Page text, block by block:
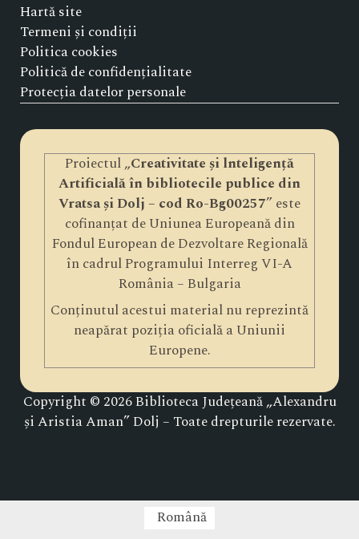
Hartă site
Termeni și condiții
Politica cookies
Politică de confidențialitate
Protecția datelor personale
Proiectul „Creativitate și lnteligență
Artificială în bibliotecile publice din
Vratsa și Dolj – cod Ro-Bg00257” este
cofinanțat de Uniunea Europeană din
Fondul European de Dezvoltare Regională
în cadrul Programului Interreg VI-A
România – Bulgaria
Conținutul acestui material nu reprezintă
neapărat poziția oficială a Uniunii
Europene.
Copyright © 2026 Biblioteca Județeană „Alexandru
și Aristia Aman” Dolj – Toate drepturile rezervate.
Română